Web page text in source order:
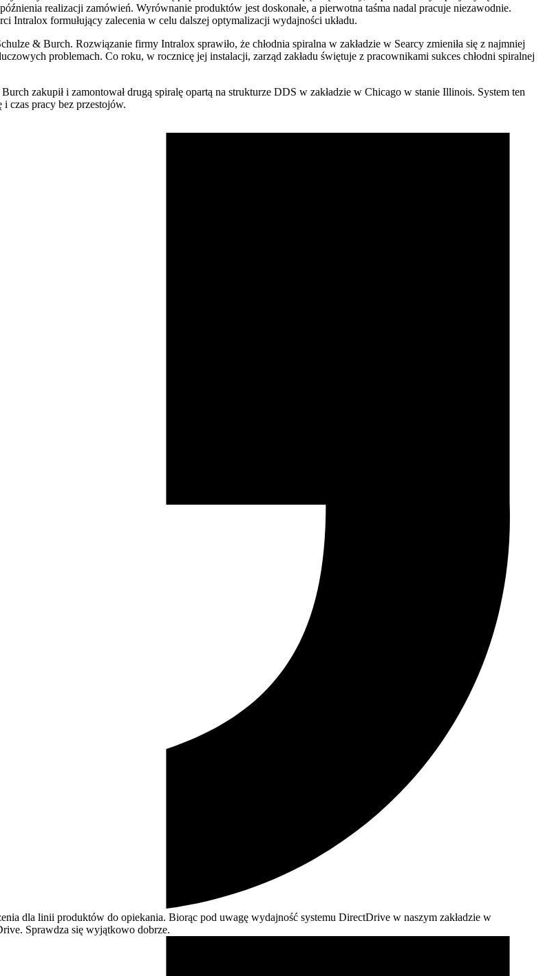
realizacji zamówień. Wyrównanie produktów jest doskonałe, a pierwotna taśma nadal pracuje niezawodnie.
Intralox formułujący zalecenia w celu dalszej optymalizacji wydajności układu.
& Burch. Rozwiązanie firmy Intralox sprawiło, że chłodnia spiralna w zakładzie w Searcy zmieniła się z najmniej
problemach. Co roku, w rocznicę jej instalacji, zarząd zakładu świętuje z pracownikami sukces chłodni spiralnej
zakupił i zamontował drugą spiralę opartą na strukturze DDS w zakładzie w Chicago w stanie Illinois. System ten
czas pracy bez przestojów.
dla linii produktów do opiekania. Biorąc pod uwagę wydajność systemu DirectDrive w naszym zakładzie w
Sprawdza się wyjątkowo dobrze.